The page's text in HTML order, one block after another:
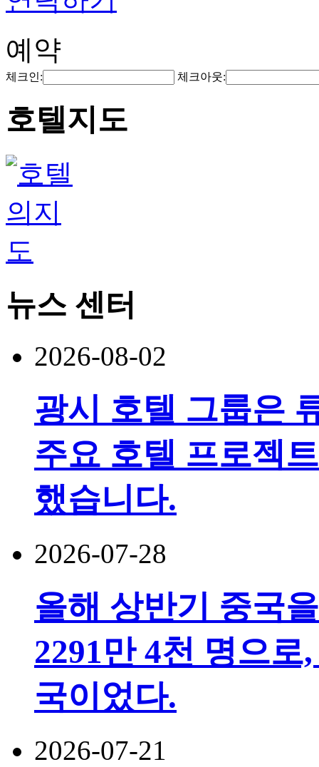
예약
체크인: 체크아웃:
호텔지도
뉴스 센터
2026-08-02
광시 호텔 그룹은
주요 호텔 프로젝
했습니다.
2026-07-28
올해 상반기 중국
2291만 4천 명으
국이었다.
2026-07-21